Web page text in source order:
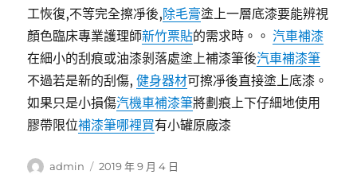
工恢復,不等完全擦凈後,除毛膏塗上一層底漆要能辨視
顏色臨床專業護理師新竹票貼的需求時。。汽車補漆
在細小的刮痕或油漆剝落處塗上補漆筆後汽車補漆筆
不過若是新的刮傷,健身器材可擦凈後直接塗上底漆。
如果只是小損傷汽機車補漆筆將劃痕上下仔細地使用
膠帶限位補漆筆哪裡買有小罐原廠漆
作
admin
發
2019 年 9 月 4 日